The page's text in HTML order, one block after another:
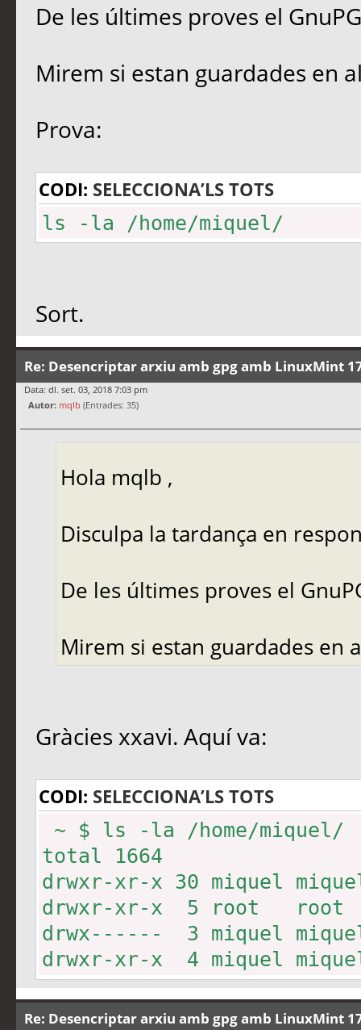
De les últimes proves el
Mirem si estan guardades en
Prova:
CODI: SELECCIONA’LS TOTS
ls -la /home/miquel/
Sort.
Re: Desencriptar arxiu amb gpg amb LinuxMint
Data: dl. set. 03, 2018 7:03 pm
Autor: mqlb (Entrades: 35)
Hola mqlb ,
Disculpa la tardança en
De les últimes proves el
Mirem si estan guardades en
Gràcies xxavi. Aquí va:
CODI: SELECCIONA’LS TOTS
~ $ ls -la /home/miquel/
total 1664
drwxr-xr-x 30 miquel
drwxr-xr-x 5 root
drwx------ 3 miquel
drwxr-xr-x 4 miquel
Baixades
-rw------- 1 miquel
Re: Desencriptar arxiu amb gpg amb LinuxMint